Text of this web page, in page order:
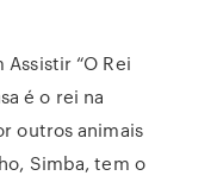
Assistir “O Rei
é o rei na
outros animais
Simba, tem o